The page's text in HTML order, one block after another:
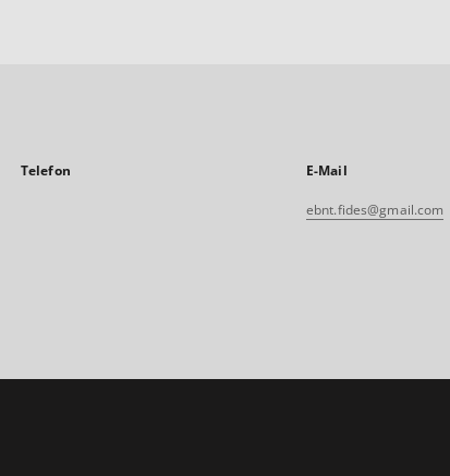
Telefon E-Mail
ebnt.fides@gmail.com